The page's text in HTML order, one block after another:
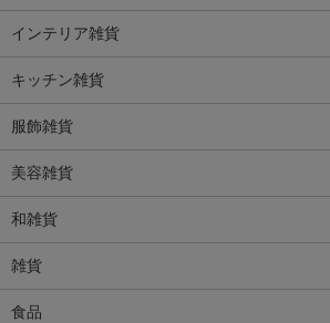
インテリア雑貨
キッチン雑貨
服飾雑貨
美容雑貨
和雑貨
雑貨
食品